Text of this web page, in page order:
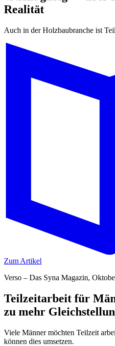
Realität
Auch in der Holzbaubranche ist
Zum Artikel
Verso – Das Syna Magazin,
Teilzeitarbeit für
zu mehr
Viele Männer möchten Teilzeit
können dies umsetzen.